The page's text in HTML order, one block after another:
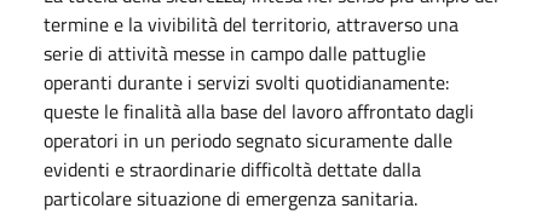
termine e la vivibilità del territorio, attraverso una
serie di attività messe in campo dalle pattuglie
operanti durante i servizi svolti quotidianamente:
queste le finalità alla base del lavoro affrontato dagli
operatori in un periodo segnato sicuramente dalle
evidenti e straordinarie difficoltà dettate dalla
particolare situazione di emergenza sanitaria.